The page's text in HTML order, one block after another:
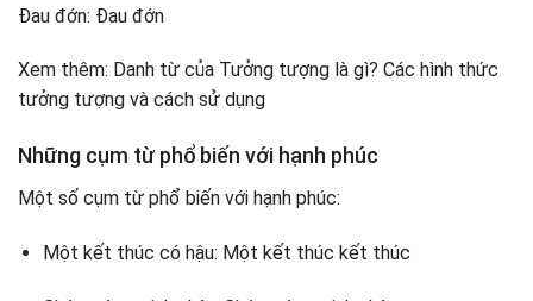
Đau đớn: Đau đớn
Xem thêm: Danh từ của Tưởng tượng là gì? Các hình thức
tưởng tượng và cách sử dụng
Những cụm từ phổ biến với hạnh phúc
Một số cụm từ phổ biến với hạnh phúc:
Một kết thúc có hậu: Một kết thúc kết thúc